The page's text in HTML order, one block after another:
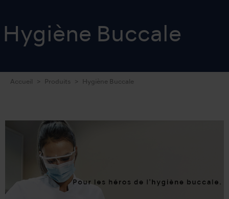
Hygiène Buccale
Accueil Produits Hygiène Buccale